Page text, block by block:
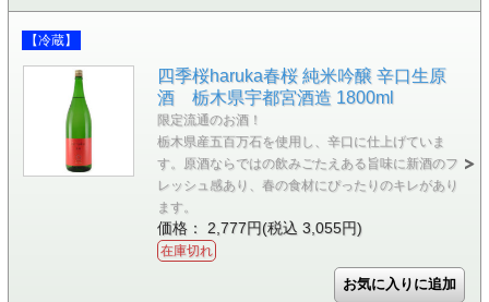
【冷蔵】
四季桜haruka春桜 純米吟醸 辛口生原
酒 栃木県宇都宮酒造 1800ml
限定流通のお酒！
栃木県産五百万石を使用し、辛口に仕上げていま
す。原酒ならではの飲みごたえある旨味に新酒のフ
レッシュ感あり、春の食材にぴったりのキレがあり
ます。
価格： 2,777円(税込 3,055円)
在庫切れ